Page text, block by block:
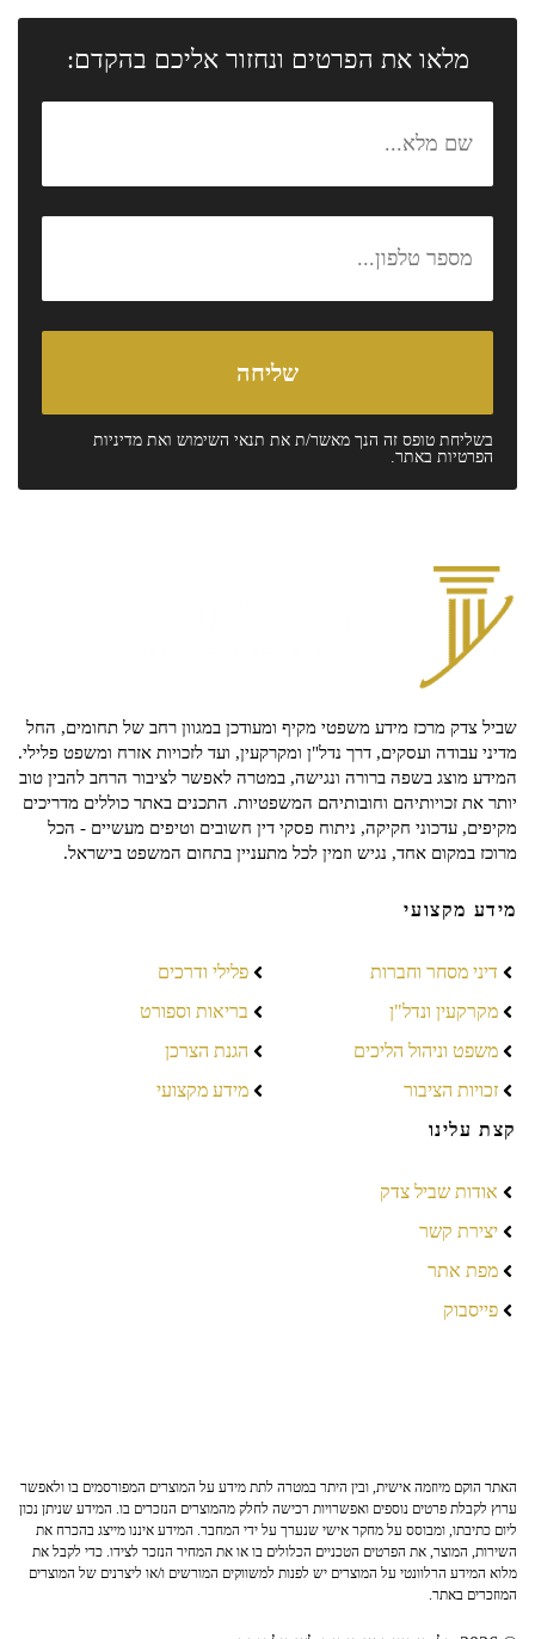
מלאו את הפרטים ונחזור אליכם בהקדם:
בשליחת טופס זה הנך מאשר/ת את תנאי השימוש ואת מדיניות
הפרטיות באתר.
שביל צדק מרכז מידע משפטי מקיף ומעודכן במגוון רחב של תחומים, החל
מדיני עבודה ועסקים, דרך נדל"ן ומקרקעין, ועד לזכויות אזרח ומשפט פלילי.
המידע מוצג בשפה ברורה ונגישה, במטרה לאפשר לציבור הרחב להבין טוב
יותר את זכויותיהם וחובותיהם המשפטיות. התכנים באתר כוללים מדריכים
מקיפים, עדכוני חקיקה, ניתוח פסקי דין חשובים וטיפים מעשיים - הכל
מרוכז במקום אחד, נגיש וזמין לכל מתעניין בתחום המשפט בישראל.
מידע מקצועי
דיני מסחר וחברות
מקרקעין ונדל"ן
משפט וניהול הליכים
זכויות הציבור
פלילי ודרכים
בריאות וספורט
הגנת הצרכן
מידע מקצועי
קצת עלינו
אודות שביל צדק
יצירת קשר
מפת אתר
פייסבוק
האתר הוקם מיוזמה אישית, ובין היתר במטרה לתת מידע על המוצרים המפורסמים בו ולאפשר
ערוץ לקבלת פרטים נוספים ואפשרויות רכישה לחלק מהמוצרים הנזכרים בו. המידע שניתן נכון
ליום כתיבתו, ומבוסס על מחקר אישי שנערך על ידי המחבר. המידע איננו מייצג בהכרח את
השירות, המוצר, את הפרטים הטכניים הכלולים בו או את המחיר הנזכר לצידו. כדי לקבל את
מלוא המידע הרלוונטי על המוצרים יש לפנות למשווקים המורשים ו/או ליצרנים של המוצרים
המוזכרים באתר.